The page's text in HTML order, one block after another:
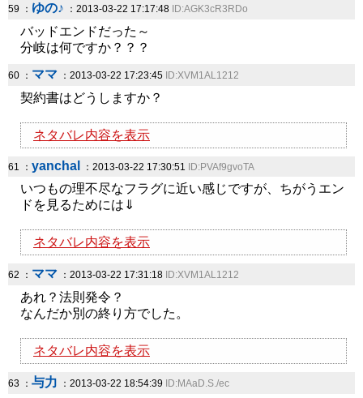
59 ： ゆの♪ ：2013-03-22 17:17:48 ID:AGK3cR3RDo
バッドエンドだった～
分岐は何ですか？？？
60 ： ママ ：2013-03-22 17:23:45 ID:XVM1AL1212
契約書はどうしますか？
ネタバレ内容を表示
61 ： yanchal ：2013-03-22 17:30:51 ID:PVAf9gvoTA
いつもの理不尽なフラグに近い感じですが、ちがうエン
ドを見るためには⇓
ネタバレ内容を表示
62 ： ママ ：2013-03-22 17:31:18 ID:XVM1AL1212
あれ？法則発令？
なんだか別の終り方でした。
ネタバレ内容を表示
63 ： 与力 ：2013-03-22 18:54:39 ID:MAaD.S./ec